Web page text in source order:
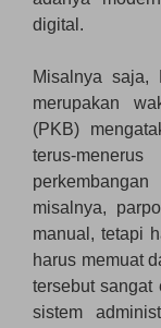
digital.
Misalnya saja,
merupakan
(PKB)
terus-
misalnya,
manual, tetapi
harus memuat
tersebut sangat
sistem